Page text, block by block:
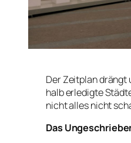
Der Zeitplan drängt
halb erledigte
nicht alles nicht
Das